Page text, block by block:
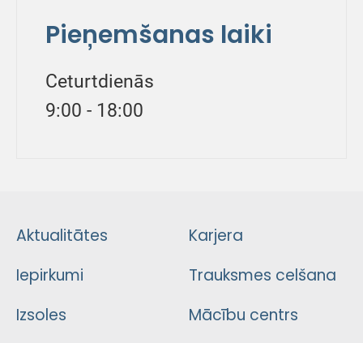
Pieņemšanas laiki
Ceturtdienās
9:00 - 18:00
Aktualitātes
Iepirkumi
Izsoles
Karjera
Trauksmes celšana
Mācību centrs